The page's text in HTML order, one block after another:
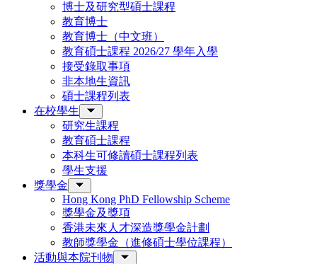
博士及研究型碩士課程
教育博士
教育博士（中文班）
教育碩士課程 2026/27 學年入學
接受錄取事項
非本地生資訊
碩士課程列表
在校學生
研究生課程
教育碩士課程
本科生可修讀碩士課程列表
學生支援
獎學金
Hong Kong PhD Fellowship Scheme
獎學金及獎項
香港未來人才深造獎學金計劃
教師獎學金（進修碩士學位課程）
活動與本院刊物